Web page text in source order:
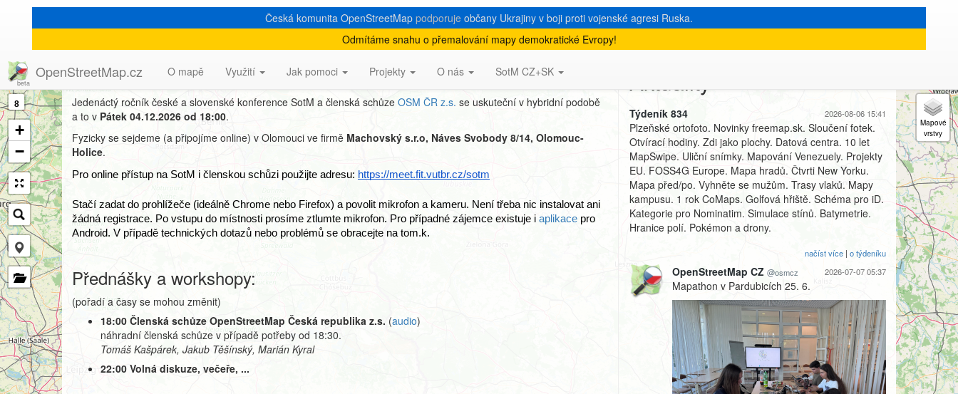
Česká komunita OpenStreetMap podporuje občany Ukrajiny v boji proti vojenské agresi Ruska.
Odmítáme snahu o přemalování mapy demokratické Evropy!
OpenStreetMap.cz O mapě Využití Jak pomoci Projekty O nás SotM CZ+SK
8
+
−
State of the Map CZ+SK 2026
Jedenáctý ročník české a slovenské konference SotM a členská schůze OSM ČR z.s. se uskuteční v hybridní podobě
a to v Pátek 04.12.2026 od 18:00.
Fyzicky se sejdeme (a připojíme online) v Olomouci ve firmě Machovský s.r.o, Náves Svobody 8/14, Olomouc-
Holice.
Pro online přístup na SotM i členskou schůzi použijte adresu: https://meet.fit.vutbr.cz/sotm
Stačí zadat do prohlížeče (ideálně Chrome nebo Firefox) a povolit mikrofon a kameru. Není třeba nic instalovat ani
žádná registrace. Po vstupu do místnosti prosíme ztlumte mikrofon. Pro případné zájemce existuje i aplikace pro
Android. V případě technických dotazů nebo problémů se obracejte na tom.k.
Přednášky a workshopy:
(pořadí a časy se mohou změnit)
18:00 Členská schůze OpenStreetMap Česká republika z.s. (audio)
náhradní členská schůze v případě potřeby od 18:30.
Tomáš Kašpárek, Jakub Těšínský, Marián Kyral
22:00 Volná diskuze, večeře, ...
Aktuality
2026-08-06 15:41
Týdeník 834
Plzeňské ortofoto. Novinky freemap.sk. Sloučení fotek.
Otvírací hodiny. Zdi jako plochy. Datová centra. 10 let
MapSwipe. Uliční snímky. Mapování Venezuely. Projekty
EU. FOSS4G Europe. Mapa hradů. Čtvrti New Yorku.
Mapa před/po. Vyhněte se mužům. Trasy vlaků. Mapy
kampusu. 1 rok CoMaps. Golfová hřiště. Schéma pro iD.
Kategorie pro Nominatim. Simulace stínů. Batymetrie.
Hranice polí. Pokémon a drony.
načíst více| o týdeníku
2026-07-07 05:37
OpenStreetMap CZ @osmcz
Mapathon v Pardubicích 25. 6.